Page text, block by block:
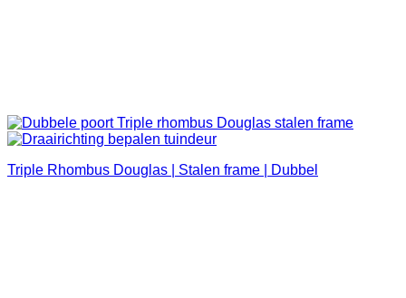
Triple Rhombus Douglas | Stalen frame | Dubbel